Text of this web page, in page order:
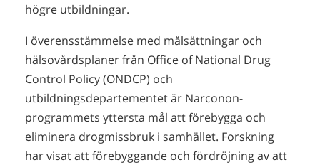
högre utbildningar.
I överensstämmelse med målsättningar och
hälsovårdsplaner från Office of National Drug
Control Policy (ONDCP) och
utbildningsdepartementet är Narconon-
programmets yttersta mål att förebygga och
eliminera drogmissbruk i samhället. Forskning
har visat att förebyggande och fördröjning av att